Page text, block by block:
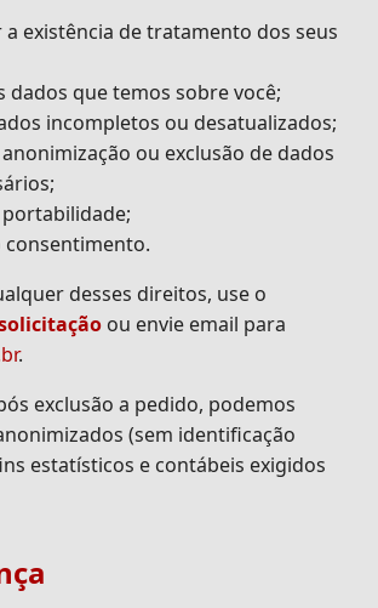
existência de tratamento dos seus
dados que temos sobre você;
incompletos ou desatualizados;
ou exclusão de dados
consentimento.
desses direitos, use o
ou envie email para
.
exclusão a pedido, podemos
(sem identificação
estatísticos e contábeis exigidos